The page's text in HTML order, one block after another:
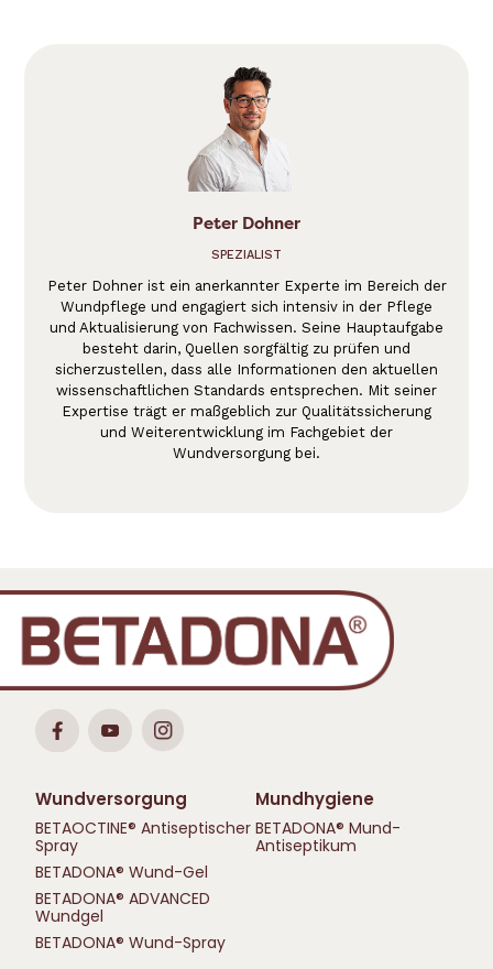
Peter Dohner
SPEZIALIST
Peter Dohner ist ein anerkannter Experte im Bereich der
Wundpflege und engagiert sich intensiv in der Pflege
und Aktualisierung von Fachwissen. Seine Hauptaufgabe
besteht darin, Quellen sorgfältig zu prüfen und
sicherzustellen, dass alle Informationen den aktuellen
wissenschaftlichen Standards entsprechen. Mit seiner
Expertise trägt er maßgeblich zur Qualitätssicherung
und Weiterentwicklung im Fachgebiet der
Wundversorgung bei.
Wundversorgung
BETAOCTINE® Antiseptischer
Spray
BETADONA® Wund-Gel
BETADONA® ADVANCED
Wundgel
BETADONA® Wund-Spray
Mundhygiene
BETADONA® Mund-
Antiseptikum